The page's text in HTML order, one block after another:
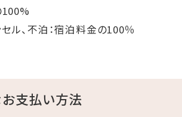
100%
ル、不泊：宿泊料金の100％
支払い方法